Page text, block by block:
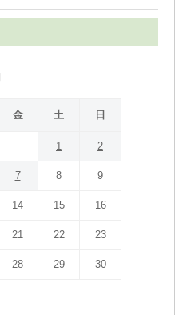
金 土 日
1 2
7 8 9
14 15 16
21 22 23
28 29 30